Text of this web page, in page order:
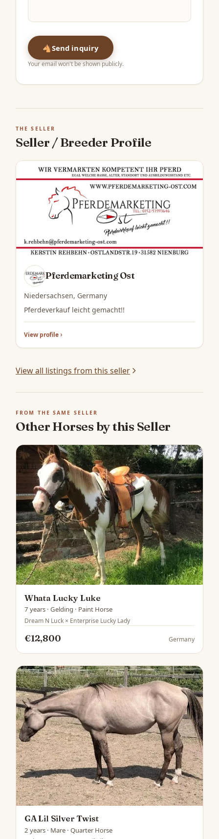
🐴Send inquiry
Your email won't be shown publicly.
THE SELLER
Seller / Breeder Profile
Pferdemarketing Ost
Niedersachsen, Germany
Pferdeverkauf leicht gemacht!!
View profile
View all listings from this seller
FROM THE SAME SELLER
Other Horses by this Seller
Whata Lucky Luke
7 years · Gelding · Paint Horse
Dream N Luck × Enterprise Lucky Lady
€12,800 Germany
GA Lil Silver Twist
2 years · Mare · Quarter Horse